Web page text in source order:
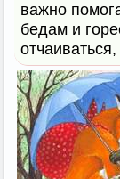
важно
бедам и